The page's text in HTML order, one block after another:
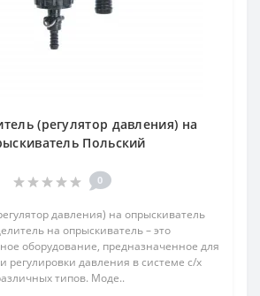
(регулятор давления) на
Польский
0
давления) на опрыскиватель
на опрыскиватель – это
оборудование, предназначенное для
регулировки давления в системе с/х
типов. Моде..